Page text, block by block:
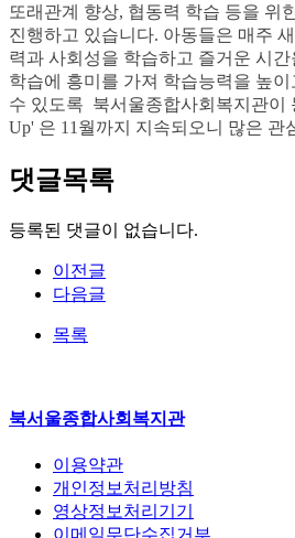
또래관계 향상, 협동력 학습 등을 위
진행하고 있습니다. 아동들은 매주
력과 사회성을 학습하고 즐거운 시간
학습에 흥미를 가져 학습능력을 높
수 있도록 북서울종합사회복지관이
Up' 은 11월까지 지속되오니 많은 관
댓글목록
등록된 댓글이 없습니다.
이전글
다음글
목록
북서울종합사회복지관
이용약관
개인정보처리방침
영상정보처리기기